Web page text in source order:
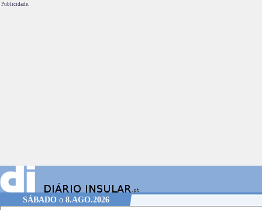
Publicidade.
SÁBADOo 8.AGO.2026